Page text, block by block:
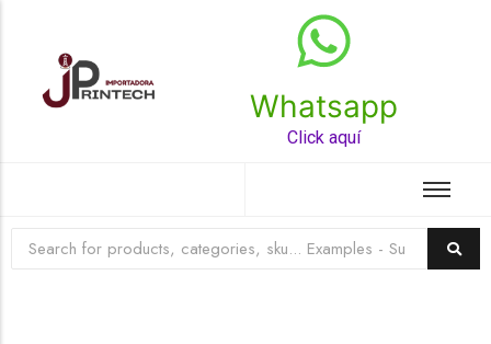
Whatsapp
Click aquí
Top Rated Product